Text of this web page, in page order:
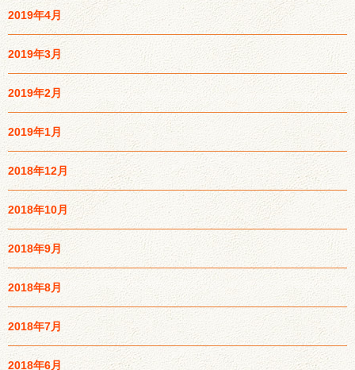
2019年4月
2019年3月
2019年2月
2019年1月
2018年12月
2018年10月
2018年9月
2018年8月
2018年7月
2018年6月